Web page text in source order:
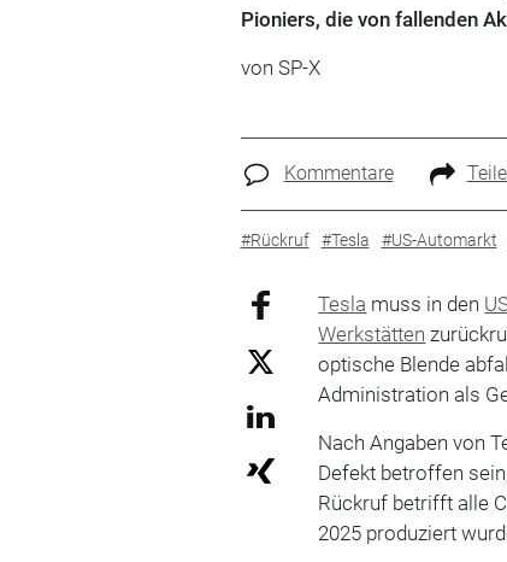
Pioniers, die von fallenden
von SP-X
Kommentare
#Rückruf #Tesla #US-Automarkt
Tesla muss in den
Werkstätten
optische Blende
Administration als
Nach Angaben von
Defekt betroffen
Rückruf betrifft alle
2025 produziert